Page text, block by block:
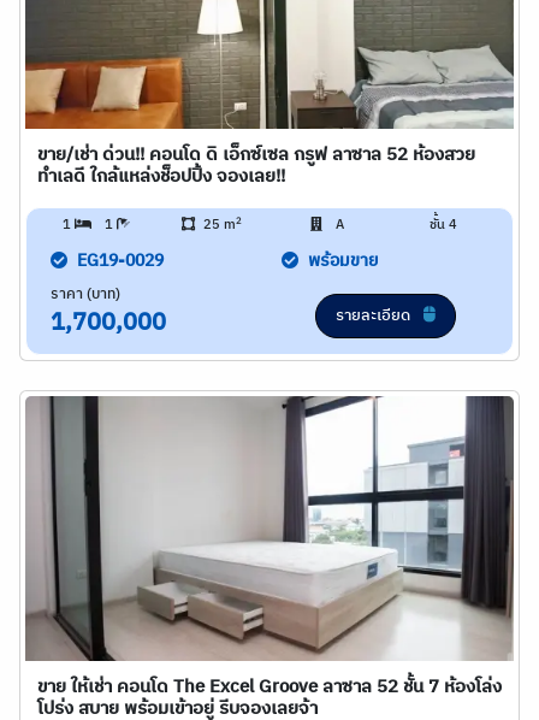
ขาย/เช่า ด่วน!! คอนโด ดิ เอ็กซ์เซล กรูฟ ลาซาล 52 ห้องสวย
ทำเลดี ใกล้แหล่งช็อปปิ้ง จองเลย!!
1 1 25 m2 A ชั้น 4
EG19-0029 พร้อมขาย
ราคา (บาท)
1,700,000 รายละเอียด
ขาย ให้เช่า คอนโด The Excel Groove ลาซาล 52 ชั้น 7 ห้องโล่ง
โปร่ง สบาย พร้อมเข้าอยู่ รีบจองเลยจ้า